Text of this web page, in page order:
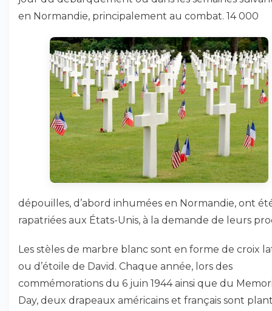
en Normandie, principalement au combat. 14 000
dépouilles, d’abord inhumées en Normandie, ont
rapatriées aux États-Unis, à la demande de leurs
Les stèles de marbre blanc sont en forme de croix
ou d’étoile de David. Chaque année, lors des
commémorations du 6 juin 1944 ainsi que du
Day, deux drapeaux américains et français sont